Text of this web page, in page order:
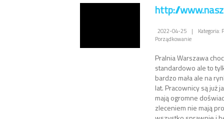
http://
2022-04-25 |
Kategoria:
Porządkowanie
Pralnia Warszawa
standardowo ale to
bardzo mała ale na
lat. Pracownicy są już
mają ogromne
zleceniem nie mają